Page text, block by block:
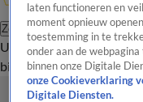
Zoeken
UitzendingenVandaag
bijwonen
laten functioneren en
moment opnieuw
toestemming in te
onder aan de
binnen onze Digitale
onze Cookieverklaring
Digitale Diensten.